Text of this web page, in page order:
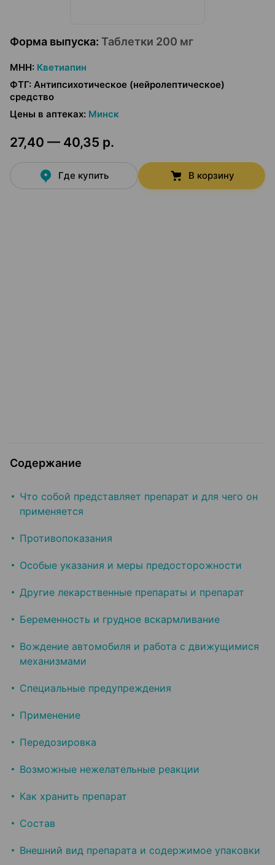
Форма выпуска: Таблетки 200 мг
МНН: Кветиапин
ФТГ: Антипсихотическое (нейролептическое)
средство
Цены в аптеках: Минск
27,40 — 40,35 р.
Где купить В корзину
Содержание
Что собой представляет препарат и для чего он
применяется
Противопоказания
Особые указания и меры предосторожности
Другие лекарственные препараты и препарат
Беременность и грудное вскармливание
Вождение автомобиля и работа с движущимися
механизмами
Специальные предупреждения
Применение
Передозировка
Возможные нежелательные реакции
Как хранить препарат
Состав
Внешний вид препарата и содержимое упаковки